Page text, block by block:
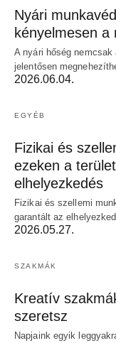
Nyári
kényelmesen a
A nyári hőség
jelentősen
2026.06.04.
EGYÉB
Fizikai és
ezeken a
elhelyezkedés
Fizikai és szellemi
garantált az
2026.05.27.
SZAKMÁK
Kreatív
szeretsz
Napjaink egyik